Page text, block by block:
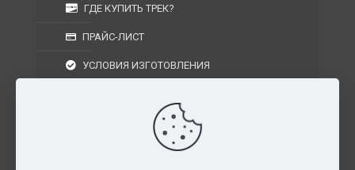
ГДЕ КУПИТЬ ТРЕК?
ПРАЙС-ЛИСТ
УСЛОВИЯ ИЗГОТОВЛЕНИЯ
УСЛОВИЯ ВОЗВРАТА